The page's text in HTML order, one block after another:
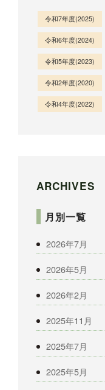
令和7年度(2025)
令和6年度(2024)
令和5年度(2023)
令和2年度(2020)
令和4年度(2022)
ARCHIVES
月別一覧
2026年7月
2026年5月
2026年2月
2025年11月
2025年7月
2025年5月